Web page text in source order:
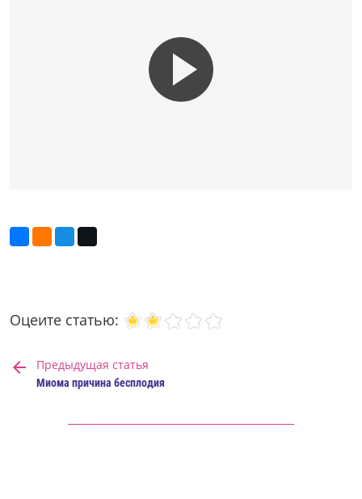
Оцеите статью:
Предыдущая статья
Миома причина бесплодия